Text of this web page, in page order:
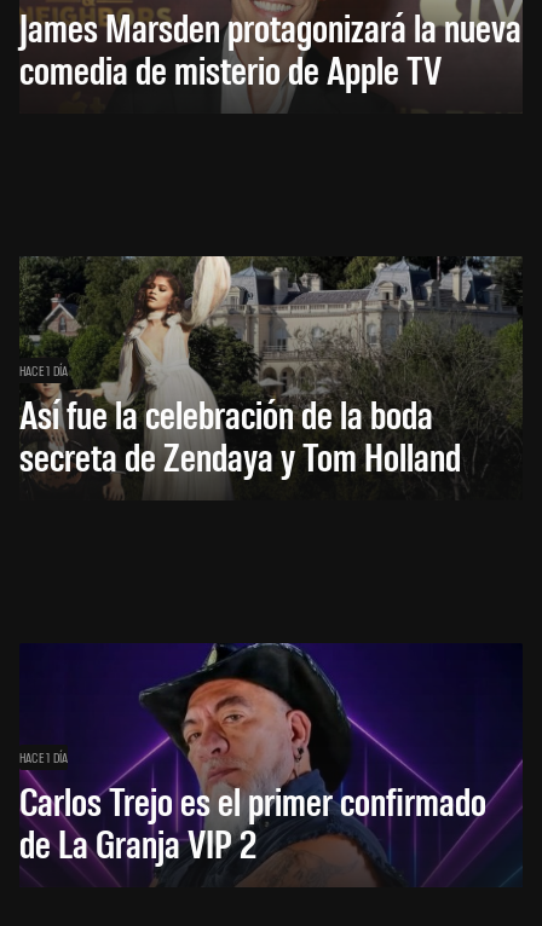
James Marsden protagonizará la nueva
comedia de misterio de Apple TV
HACE 1 DÍA
Así fue la celebración de la boda
secreta de Zendaya y Tom Holland
HACE 1 DÍA
Carlos Trejo es el primer confirmado
de La Granja VIP 2